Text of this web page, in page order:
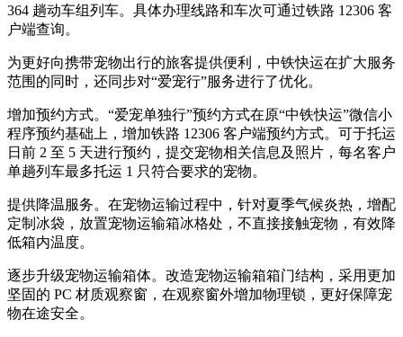
364 趟动车组列车。具体办理线路和车次可通过铁路 12306 客
户端查询。
为更好向携带宠物出行的旅客提供便利，中铁快运在扩大服务
范围的同时，还同步对“爱宠行”服务进行了优化。
增加预约方式。“爱宠单独行”预约方式在原“中铁快运”微信小
程序预约基础上，增加铁路 12306 客户端预约方式。可于托运
日前 2 至 5 天进行预约，提交宠物相关信息及照片，每名客户
单趟列车最多托运 1 只符合要求的宠物。
提供降温服务。在宠物运输过程中，针对夏季气候炎热，增配
定制冰袋，放置宠物运输箱冰格处，不直接接触宠物，有效降
低箱内温度。
逐步升级宠物运输箱体。改造宠物运输箱箱门结构，采用更加
坚固的 PC 材质观察窗，在观察窗外增加物理锁，更好保障宠
物在途安全。